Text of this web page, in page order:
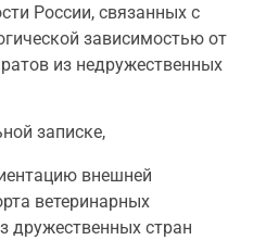
России, связанных с
зависимостью от
из недружественных
записке,
внешней
ветеринарных
дружественных стран